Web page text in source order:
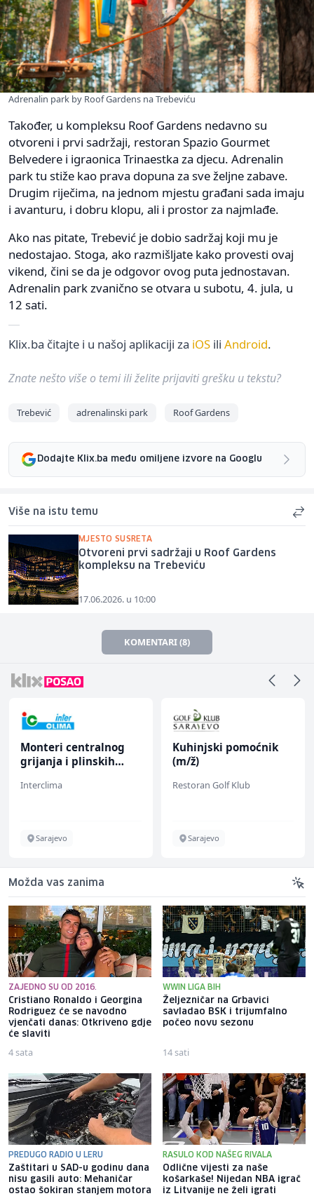
Adrenalin park by Roof Gardens na Trebeviću
Također, u kompleksu Roof Gardens nedavno su
otvoreni i prvi sadržaji, restoran Spazio Gourmet
Belvedere i igraonica Trinaestka za djecu. Adrenalin
park tu stiže kao prava dopuna za sve željne zabave.
Drugim riječima, na jednom mjestu građani sada imaju
i avanturu, i dobru klopu, ali i prostor za najmlađe.
Ako nas pitate, Trebević je dobio sadržaj koji mu je
nedostajao. Stoga, ako razmišljate kako provesti ovaj
vikend, čini se da je odgovor ovog puta jednostavan.
Adrenalin park zvanično se otvara u subotu, 4. jula, u
12 sati.
Klix.ba čitajte i u našoj aplikaciji za iOS ili Android.
Znate nešto više o temi ili želite prijaviti grešku u tekstu?
Trebević adrenalinski park Roof Gardens
Dodajte Klix.ba među omiljene izvore na Googlu
Više na istu temu
MJESTO SUSRETA
Otvoreni prvi sadržaji u Roof Gardens
kompleksu na Trebeviću
17.06.2026. u 10:00
KOMENTARI (8)
Monteri centralnog
grijanja i plinskih
Interclima
Sarajevo
Kuhinjski pomoćnik
(m/ž)
Restoran Golf Klub
Sarajevo
Možda vas zanima
ZAJEDNO SU OD 2016.
Cristiano Ronaldo i Georgina
Rodriguez će se navodno
vjenčati danas: Otkriveno gdje
će slaviti
4 sata
WWIN LIGA BIH
Željezničar na Grbavici
savladao BSK i trijumfalno
počeo novu sezonu
14 sati
PREDUGO RADIO U LERU
Zaštitari u SAD-u godinu dana
nisu gasili auto: Mehaničar
ostao šokiran stanjem motora
RASULO KOD NAŠEG RIVALA
Odlične vijesti za naše
košarkaše! Nijedan NBA igrač
iz Litvanije ne želi igrati